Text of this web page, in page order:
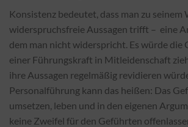
Konsistenz bedeutet, dass man zu
widerspruchsfreie Aussagen trifft – eine
dem man nicht widerspricht. Es würde die
einer Führungskraft in Mitleidenschaft
ihre Aussagen regelmäßig revidieren
Personalführung kann das heißen: Das
umsetzen, leben und in den eigenen
keine Zweifel für den Geführten